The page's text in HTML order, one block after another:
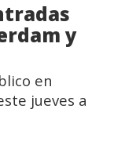
y
en
jueves a